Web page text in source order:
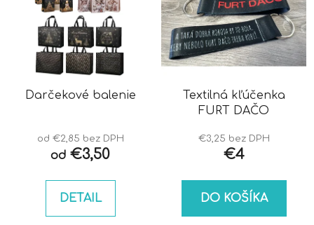
Darčekové balenie
od €2,85 bez DPH
od €3,50
DETAIL
Textilná kľúčenka
FURT DAČO
€3,25 bez DPH
€4
DO KOŠÍKA